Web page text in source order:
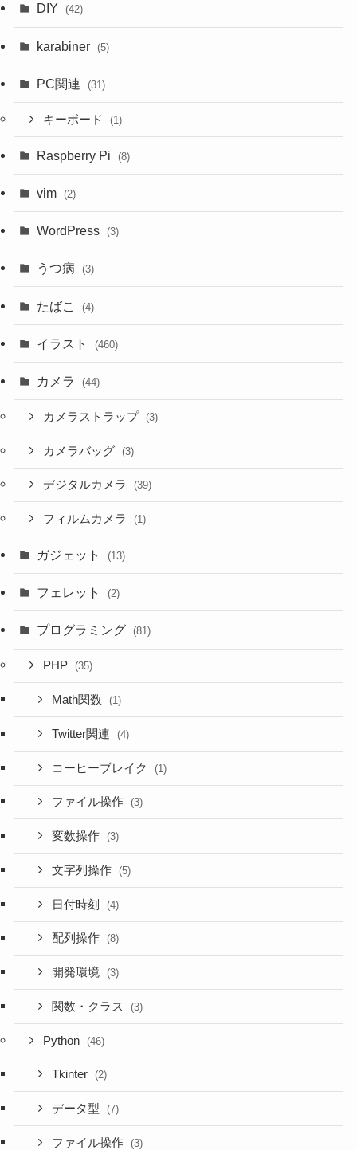
DIY (42)
karabiner (5)
PC関連 (31)
キーボード (1)
Raspberry Pi (8)
vim (2)
WordPress (3)
うつ病 (3)
たばこ (4)
イラスト (460)
カメラ (44)
カメラストラップ (3)
カメラバッグ (3)
デジタルカメラ (39)
フィルムカメラ (1)
ガジェット (13)
フェレット (2)
プログラミング (81)
PHP (35)
Math関数 (1)
Twitter関連 (4)
コーヒーブレイク (1)
ファイル操作 (3)
変数操作 (3)
文字列操作 (5)
日付時刻 (4)
配列操作 (8)
開発環境 (3)
関数・クラス (3)
Python (46)
Tkinter (2)
データ型 (7)
ファイル操作 (3)